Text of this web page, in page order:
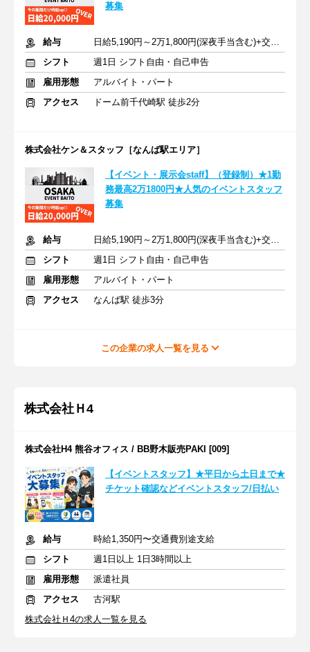
募集
給与
日給5,190円～2万1,800円(深夜手当含む)+交通費支給
シフト
週1日 シフト自由・自己申告
雇用形態
アルバイト・パート
アクセス
ドーム前千代崎駅 徒歩2分
株式会社ケン＆スタッフ［なんば駅エリア］
【イベント・展示会staff】（登録制）★1勤
務最高2万1800円★人気のイベントスタッフ
募集
給与
日給5,190円～2万1,800円(深夜手当含む)+交通費支給
シフト
週1日 シフト自由・自己申告
雇用形態
アルバイト・パート
アクセス
なんば駅 徒歩3分
この企業の求人一覧を見る
株式会社Ｈ4
株式会社H4 熊谷オフィス / BB野木販売PAKI [009]
【イベントスタッフ】★平日から土日まで★
チケット確認などイベントスタッフ/日払い
給与
時給1,350円〜交通費別途支給
シフト
週1日以上 1日3時間以上
雇用形態
派遣社員
アクセス
古河駅
株式会社Ｈ4の求人一覧を見る